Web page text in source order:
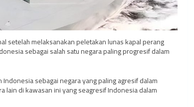
setelah melaksanakan peletakan lunas kapal perang
sebagai salah satu negara paling progresif dalam
sebagai negara yang paling agresif dalam
lain di kawasan ini yang seagresif Indonesia dalam